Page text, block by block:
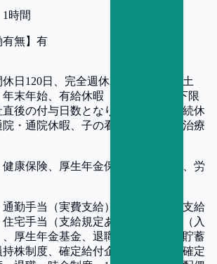
1時間
有無】 有
休日120日、完全週休2日制（原則、土
年末年始、有給休暇（4日～21日※下限
直後の付与日数となります））、連続休
・通院休暇、子の看護休暇、不妊治療
健康保険、厚生年金保険、雇用保険、労
通勤手当（実費支給）、家族手当（支給
宅手当（支給規定あり）、寮社宅（入
厚生年金基金、退職金制度、財形貯蓄
株制度、確定給付企業年金制度、確定